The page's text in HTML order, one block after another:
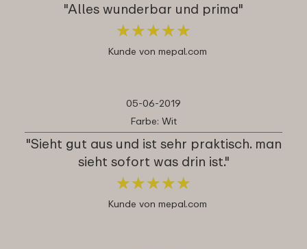
"Alles wunderbar und prima"
★★★★★
★★★★★
Kunde von mepal.com
05-06-2019
Farbe: Wit
"Sieht gut aus und ist sehr praktisch. man
sieht sofort was drin ist."
★★★★★
★★★★★
Kunde von mepal.com